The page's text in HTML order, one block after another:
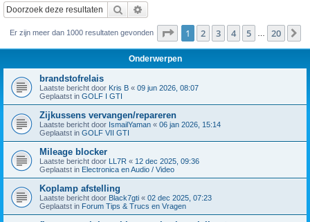
Zoek
Er zijn meer dan 1000 resultaten gevonden Pagina van 20
1 2 3 4 5 20
Onderwerpen
brandstofrelais
Laatste bericht door Kris B « 09 jun 2026, 08:07
Geplaatst in GOLF I GTI
Zijkussens vervangen/repareren
Laatste bericht door IsmailYaman « 06 jan 2026, 15:14
Geplaatst in GOLF VII GTI
Mileage blocker
Laatste bericht door LL7R « 12 dec 2025, 09:36
Geplaatst in Electronica en Audio / Video
Koplamp afstelling
Laatste bericht door Black7gti « 02 dec 2025, 07:23
Geplaatst in Forum Tips & Trucs en Vragen